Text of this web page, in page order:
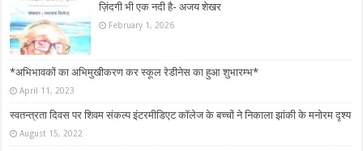
ज़िंदगी भी एक नदी है- अजय शेखर
February 1, 2026
*अभिभावकों का अभिमुखीकरण कर स्कूल रेडीनेस का हुआ शुभारम्भ*
April 11, 2023
स्वतन्त्रता दिवस पर शिवम संकल्प इंटरमीडिएट कॉलेज के बच्चों ने निकाला झांकी के मनोरम दृश्य
August 15, 2022